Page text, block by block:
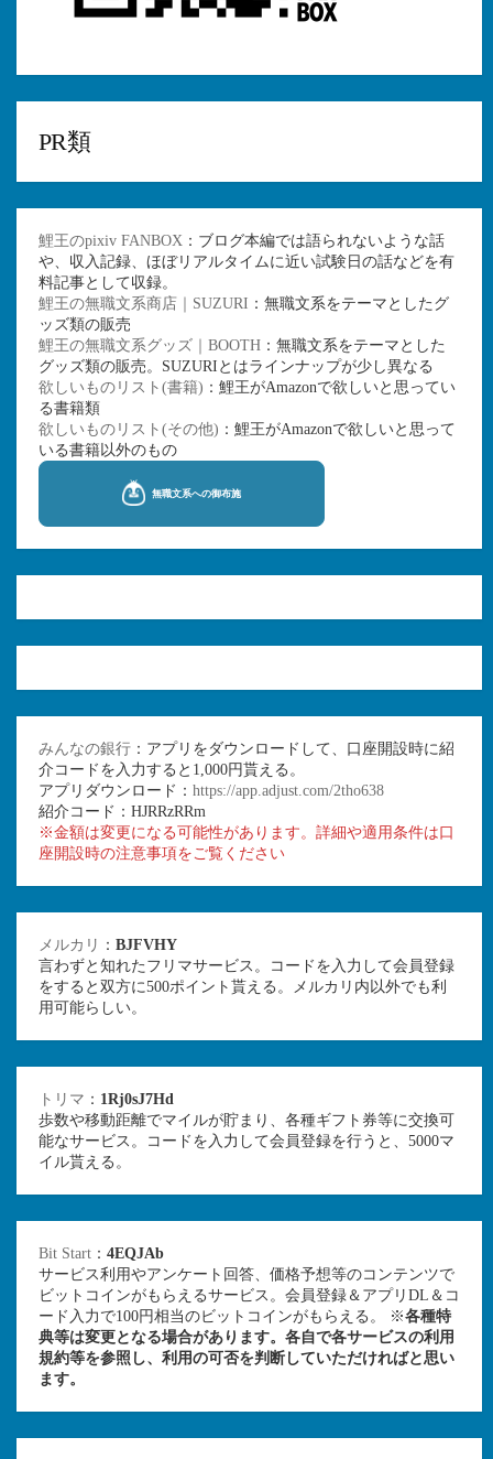
PR類
鯉王のpixiv FANBOX ：ブログ本編では語られないような話
や、収入記録、ほぼリアルタイムに近い試験日の話などを有
料記事として収録。
鯉王の無職文系商店｜SUZURI ：無職文系をテーマとしたグ
ッズ類の販売
鯉王の無職文系グッズ｜BOOTH ：無職文系をテーマとした
グッズ類の販売。SUZURIとはラインナップが少し異なる
欲しいものリスト(書籍) ：鯉王がAmazonで欲しいと思ってい
る書籍類
欲しいものリスト(その他) ：鯉王がAmazonで欲しいと思って
いる書籍以外のもの
みんなの銀行 ：アプリをダウンロードして、口座開設時に紹
介コードを入力すると1,000円貰える。
アプリダウンロード： https://app.adjust.com/2tho638
紹介コード：HJRRzRRm
※金額は変更になる可能性があります。詳細や適用条件は口
座開設時の注意事項をご覧ください
メルカリ ： BJFVHY
言わずと知れたフリマサービス。コードを入力して会員登録
をすると双方に500ポイント貰える。メルカリ内以外でも利
用可能らしい。
トリマ ： 1Rj0sJ7Hd
歩数や移動距離でマイルが貯まり、各種ギフト券等に交換可
能なサービス。コードを入力して会員登録を行うと、5000マ
イル貰える。
Bit Start ： 4EQJAb
サービス利用やアンケート回答、価格予想等のコンテンツで
ビットコインがもらえるサービス。会員登録＆アプリDL＆コ
ード入力で100円相当のビットコインがもらえる。 ※各種特
典等は変更となる場合があります。各自で各サービスの利用
規約等を参照し、利用の可否を判断していただければと思い
ます。